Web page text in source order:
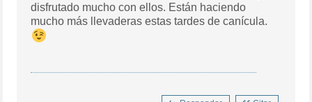
disfrutado mucho con ellos. Están haciendo
mucho más llevaderas estas tardes de canícula.